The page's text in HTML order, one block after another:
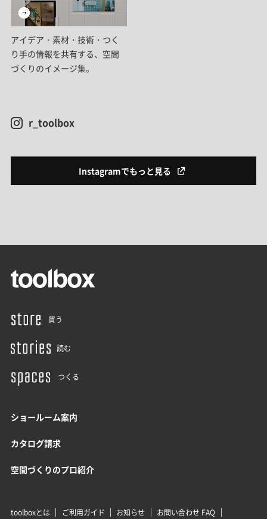
アイデア・素材・技術・つく
り手の情報を共有する、空間
づくりのイメージ集。
r_toolbox
Instagramでもっと見る
買う
読む
つくる
ショールーム案内
カタログ請求
空間づくりのプロ紹介
toolboxとは ご利用ガイド お知らせ
お問い合わせ FAQ